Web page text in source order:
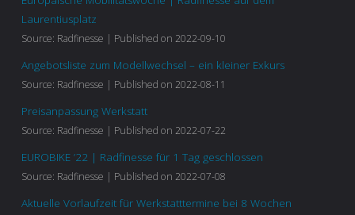
Laurentiusplatz
Source: Radfinesse Published on 2022-09-10
Angebotsliste zum Modellwechsel – ein kleiner Exkurs
Source: Radfinesse Published on 2022-08-11
Preisanpassung Werkstatt
Source: Radfinesse Published on 2022-07-22
EUROBIKE ’22 | Radfinesse für 1 Tag geschlossen
Source: Radfinesse Published on 2022-07-08
Aktuelle Vorlaufzeit für Werkstatttermine bei 8 Wochen